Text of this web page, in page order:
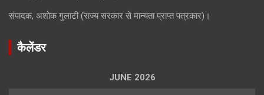
संपादक, अशोक गुलाटी (राज्य सरकार से मान्यता प्राप्त पत्रकार)।
कैलेंडर
JUNE 2026